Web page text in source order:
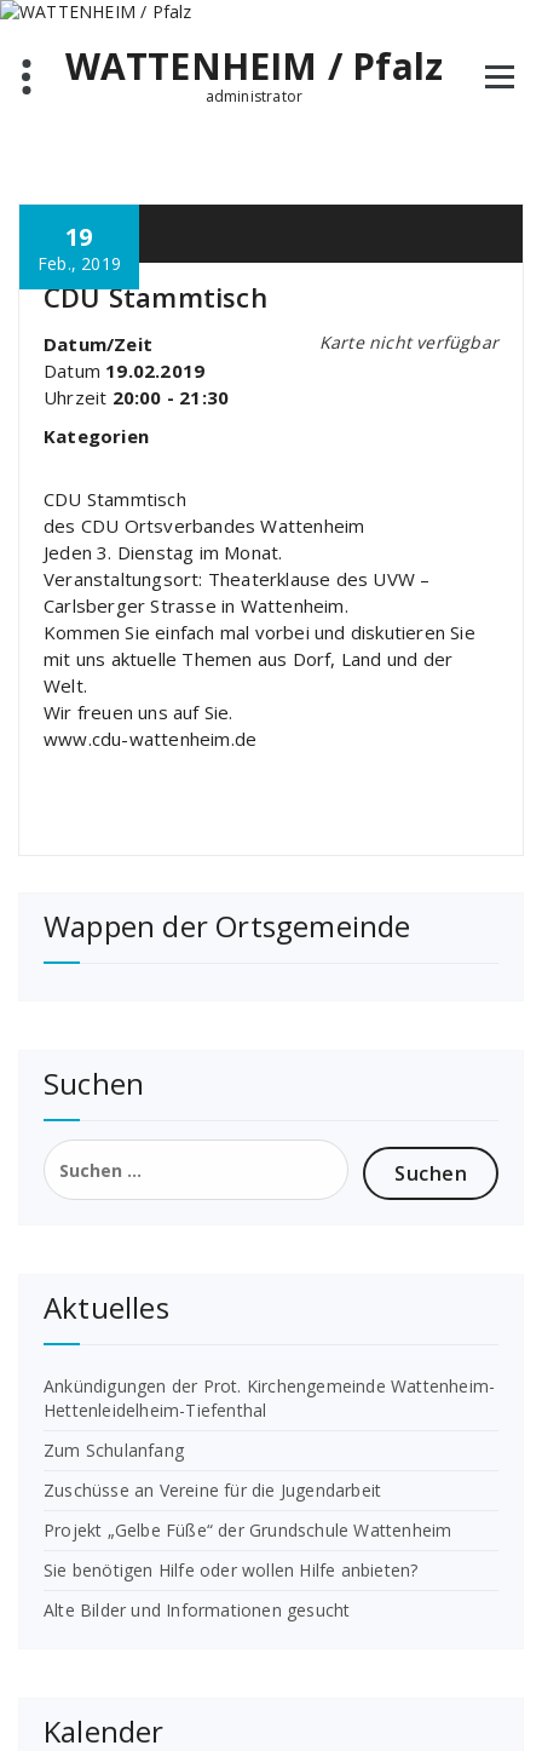
Zum
springenWATTENHEIM / Pfalz
administrator
19
Feb., 2019
CDU Stammtisch
Karte nicht verfügbar
Datum/Zeit
Datum 19.02.2019
Uhrzeit 20:00 - 21:30
Kategorien
CDU Stammtisch
des CDU Ortsverbandes Wattenheim
Jeden 3. Dienstag im Monat.
Veranstaltungsort: Theaterklause des UVW –
Carlsberger Strasse in Wattenheim.
Kommen Sie einfach mal vorbei und diskutieren Sie
mit uns aktuelle Themen aus Dorf, Land und der
Welt.
Wir freuen uns auf Sie.
www.cdu-wattenheim.de
Wappen der Ortsgemeinde
Suchen
Suchen
nach:
Aktuelles
Ankündigungen der Prot. Kirchengemeinde Wattenheim-
Hettenleidelheim-Tiefenthal
Zum Schulanfang
Zuschüsse an Vereine für die Jugendarbeit
Projekt „Gelbe Füße“ der Grundschule Wattenheim
Sie benötigen Hilfe oder wollen Hilfe anbieten?
Alte Bilder und Informationen gesucht
Kalender